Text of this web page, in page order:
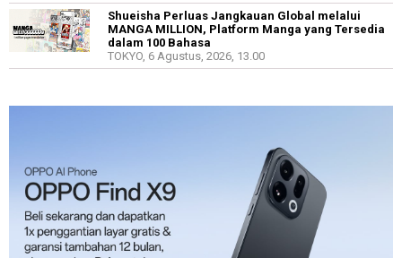
Shueisha Perluas Jangkauan Global melalui
MANGA MILLION, Platform Manga yang Tersedia
dalam 100 Bahasa
TOKYO, 6 Agustus, 2026, 13.00